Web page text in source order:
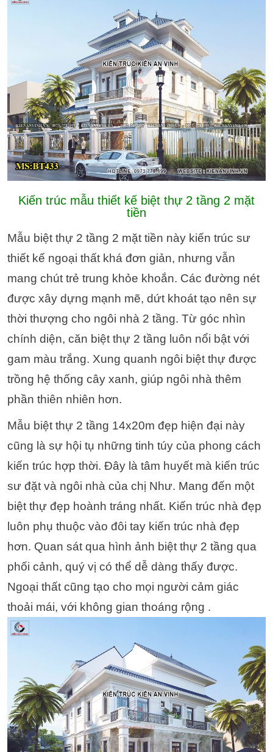
Kiến trúc mẫu thiết kế biệt thự 2 tầng 2 mặt
tiền
Mẫu biệt thự 2 tầng 2 mặt tiền này kiến trúc sư
thiết kế ngoại thất khá đơn giản, nhưng vẫn
mang chút trẻ trung khỏe khoắn. Các đường nét
được xây dựng mạnh mẽ, dứt khoát tạo nên sự
thời thượng cho ngôi nhà 2 tầng. Từ góc nhìn
chính diện, căn biệt thự 2 tầng luôn nổi bật với
gam màu trắng. Xung quanh ngôi biệt thự được
trồng hệ thống cây xanh, giúp ngôi nhà thêm
phần thiên nhiên hơn.
Mẫu biệt thự 2 tầng 14x20m đẹp hiện đại này
cũng là sự hội tụ những tinh túy của phong cách
kiến trúc hợp thời. Đây là tâm huyết mà kiến trúc
sư đặt và ngôi nhà của chị Như. Mang đến một
biệt thự đẹp hoành tráng nhất. Kiến trúc nhà đẹp
luôn phụ thuộc vào đôi tay kiến trúc nhà đẹp
hơn. Quan sát qua hình ảnh biệt thự 2 tầng qua
phối cảnh, quý vị có thể dễ dàng thấy được.
Ngoại thất cũng tạo cho mọi người cảm giác
thoải mái, với không gian thoáng rộng .